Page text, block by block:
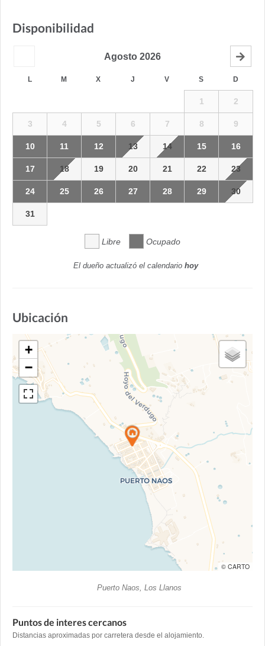
Disponibilidad
Agosto 2026
L M X J V S D
1 2
3 4 5 6 7 8 9
10 11 12 13 14 15 16
17 18 19 20 21 22 23
24 25 26 27 28 29 30
31
Libre Ocupado
El dueño actualizó el calendario hoy
Ubicación
+
−
© CARTO
Puerto Naos, Los Llanos
Puntos de interes cercanos
Distancias aproximadas por carretera desde el alojamiento.